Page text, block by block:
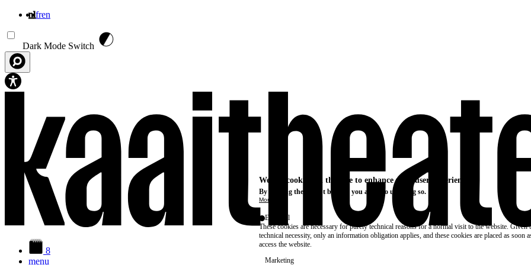
nlfren
Dark Mode Switch
8
menu
We use cookies on this site to enhance your user experience
By clicking the Accept button, you agree to us doing so.
More info
Essential
These cookies are necessary for purely technical reasons for a normal visit to the website. Given
technical necessity, only an information obligation applies, and these cookies are placed as soon
access the website.
Marketing